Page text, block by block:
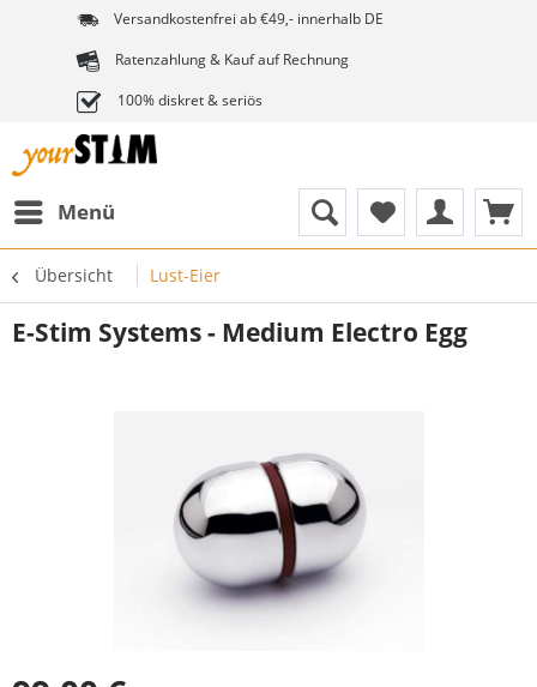
Versandkostenfrei ab €49,- innerhalb DE
Ratenzahlung & Kauf auf Rechnung
100% diskret & seriös
Menü
Übersicht Lust-Eier
E-Stim Systems - Medium Electro Egg